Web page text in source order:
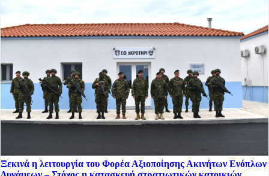
Ξεκινά η λειτουργία του Φορέα Αξιοποίησης Ακινήτων Ενόπλων